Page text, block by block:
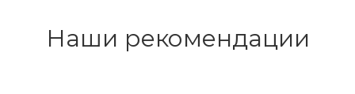
Наши рекомендации